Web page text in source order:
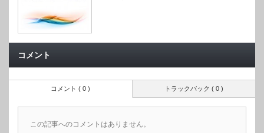
コメント
トラックバック ( 0 )
コメント ( 0 )
この記事へのコメントはありません。